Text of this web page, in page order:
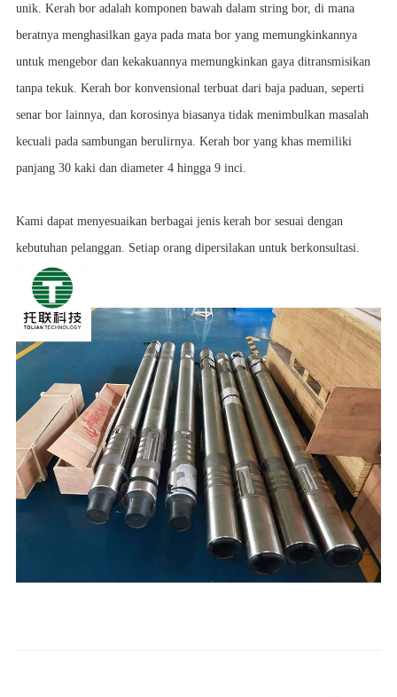
unik. Kerah bor adalah komponen bawah dalam string bor, di mana
beratnya menghasilkan gaya pada mata bor yang memungkinkannya
untuk mengebor dan kekakuannya memungkinkan gaya ditransmisikan
tanpa tekuk. Kerah bor konvensional terbuat dari baja paduan, seperti
senar bor lainnya, dan korosinya biasanya tidak menimbulkan masalah
kecuali pada sambungan berulirnya. Kerah bor yang khas memiliki
panjang 30 kaki dan diameter 4 hingga 9 inci.
Kami dapat menyesuaikan berbagai jenis kerah bor sesuai dengan
kebutuhan pelanggan. Setiap orang dipersilakan untuk berkonsultasi.